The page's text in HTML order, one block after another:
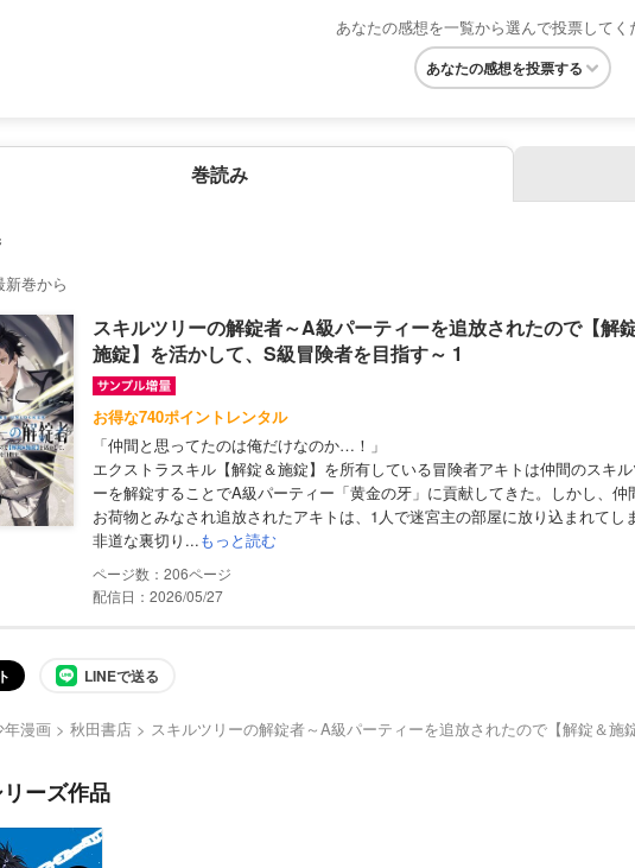
あなたの感想を一覧から選んで投票してく
あなたの感想を投票する
巻読み
新巻から
スキルツリーの解錠者～A級パーティーを追放されたので【解
施錠】を活かして、S級冒険者を目指す～ 1
お得な740ポイントレンタル
「仲間と思ってたのは俺だけなのか…！」
エクストラスキル【解錠＆施錠】を所有している冒険者アキトは仲間のスキル
ーを解錠することでA級パーティー「黄金の牙」に貢献してきた。しかし、仲
お荷物とみなされ追放されたアキトは、1人で迷宮主の部屋に放り込まれてしま
非道な裏切り...もっと読む
206
配信日：2026/05/27
LINEで送る
年漫画 秋田書店 スキルツリーの解錠者～A級パーティーを追放されたので【解錠＆施
ーズ作品